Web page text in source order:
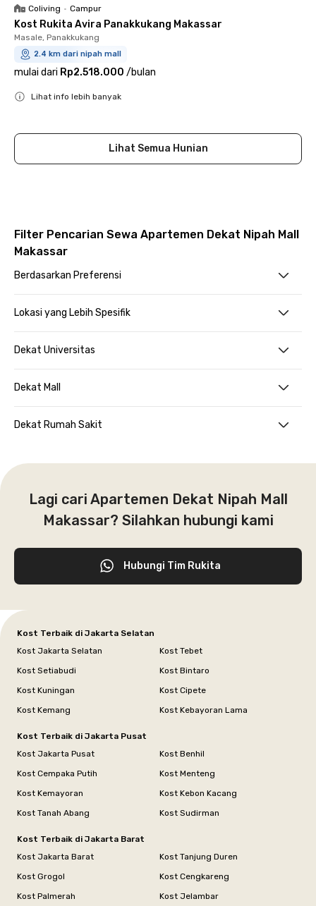
Coliving • Campur
Kost Rukita Avira Panakkukang Makassar
Masale, Panakkukang
2.4 km dari nipah mall
mulai dari Rp2.518.000 /bulan
Lihat info lebih banyak
Lihat Semua Hunian
Filter Pencarian Sewa Apartemen Dekat Nipah Mall
Makassar
Berdasarkan Preferensi
Lokasi yang Lebih Spesifik
Dekat Universitas
Dekat Mall
Dekat Rumah Sakit
Lagi cari Apartemen Dekat Nipah Mall
Makassar? Silahkan hubungi kami
Hubungi Tim Rukita
Kost Terbaik di Jakarta Selatan
Kost Jakarta Selatan
Kost Tebet
Kost Setiabudi
Kost Bintaro
Kost Kuningan
Kost Cipete
Kost Kemang
Kost Kebayoran Lama
Kost Terbaik di Jakarta Pusat
Kost Jakarta Pusat
Kost Benhil
Kost Cempaka Putih
Kost Menteng
Kost Kemayoran
Kost Kebon Kacang
Kost Tanah Abang
Kost Sudirman
Kost Terbaik di Jakarta Barat
Kost Jakarta Barat
Kost Tanjung Duren
Kost Grogol
Kost Cengkareng
Kost Palmerah
Kost Jelambar